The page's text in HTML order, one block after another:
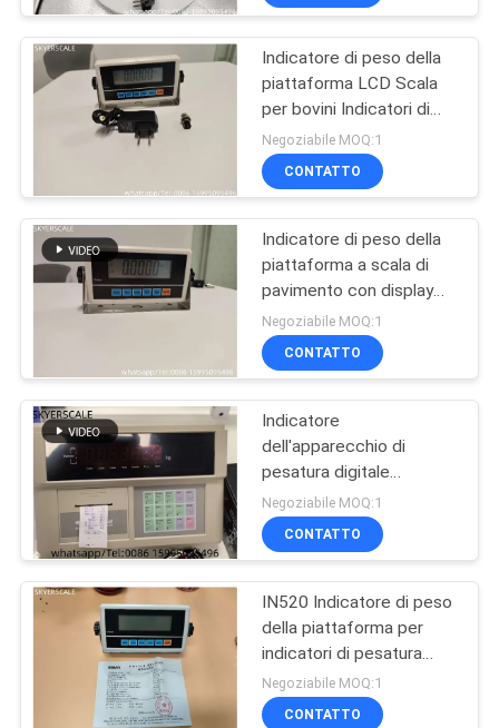
pesatura della
cellula di carico
Cellula di carico
21
indicatore digitale
del peso
Indicatore di peso della
piattaforma LCD Scala
per bovini Indicatori di
pesatura per cani
Negoziabile MOQ:1
CONTATTO
Indicatore di peso della
piattaforma a scala di
pavimento con display
LCD e tipo di terminale
Negoziabile MOQ:1
CONTATTO
Indicatore
dell'apparecchio di
pesatura digitale
industriale Yaohua A9P
con stampante integrata
per la bilancia dei camion
Negoziabile MOQ:1
CONTATTO
IN520 Indicatore di peso
della piattaforma per
indicatori di pesatura
della bilancia del
pavimento / bilancia per
Negoziabile MOQ:1
CONTATTO